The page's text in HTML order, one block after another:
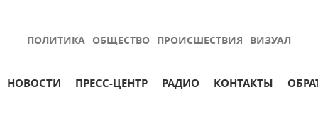
ПОЛИТИКА ОБЩЕСТВО ПРОИСШЕСТВИЯ ВИЗУАЛ
НОВОСТИ ПРЕСС-ЦЕНТР РАДИО КОНТАКТЫ